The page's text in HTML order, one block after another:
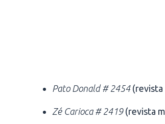
Pato Donald # 2454(revista
Zé Carioca # 2419(revista